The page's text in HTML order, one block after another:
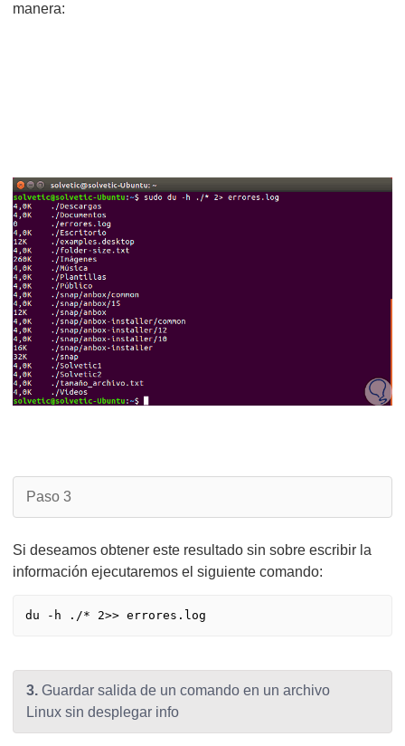
manera:
Paso 3
Si deseamos obtener este resultado sin sobre escribir la
información ejecutaremos el siguiente comando:
3. Guardar salida de un comando en un archivo
Linux sin desplegar info